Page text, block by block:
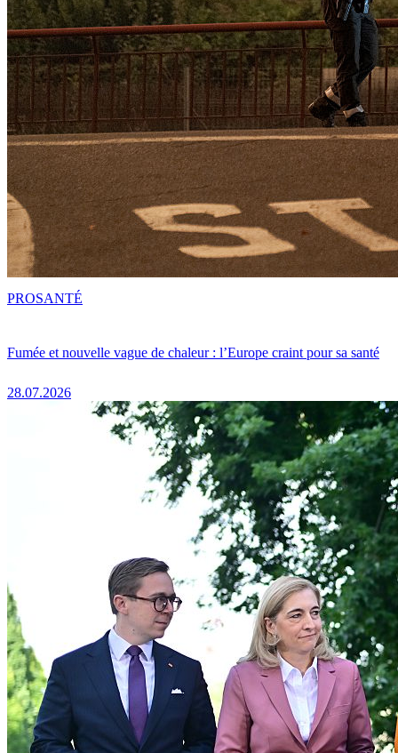
Fumée et nouvelle vague de chaleur : l’Europe craint pour sa santé
28.07.2026
PROSANTÉ